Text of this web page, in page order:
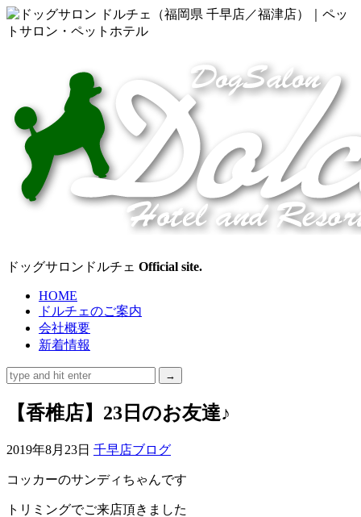
ッ
グ
サ
ロ
ド
ル
チ
ェ
（福
岡
県
ドッグサロンドルチェ Official site.
HOME
ドルチェのご案内
会社概要
新着情報
【香椎店】23日のお友達♪
2019年8月23日 千早店ブログ
コッカーのサンディちゃんです
トリミングでご来店頂きました